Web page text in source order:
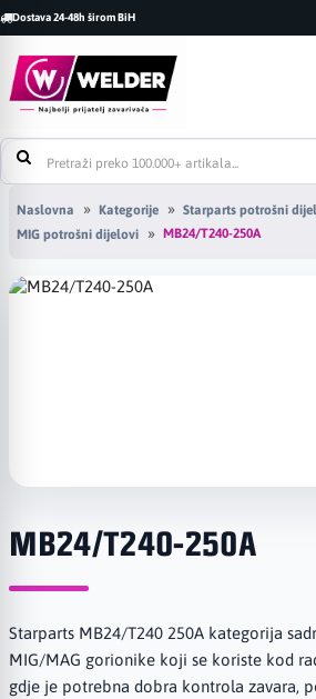
Dostava 24-48h širom BiH
Naslovna Kategorije
Starparts potrošni
MIG potrošni dijelovi
MB24/T240-250A
MB24/T240-250A
Starparts MB24/T240 250A kategorija
MIG/MAG gorionike koji se koriste kod
gdje je potrebna dobra kontrola zavara,